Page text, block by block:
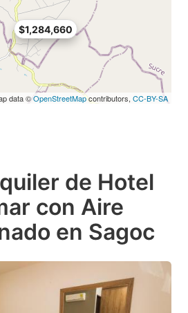
$1,284,660
data ©OpenStreetMapcontributors, CC-BY-SA
de Hotel
con Aire
en Sagoc